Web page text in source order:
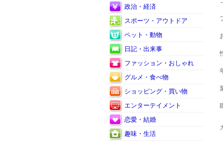
政治・経済
スポーツ・アウトドア
ペット・動物
日記・出来事
ファッション・おしゃれ
グルメ・食べ物
ショッピング・買い物
エンターテイメント
恋愛・結婚
趣味・生活